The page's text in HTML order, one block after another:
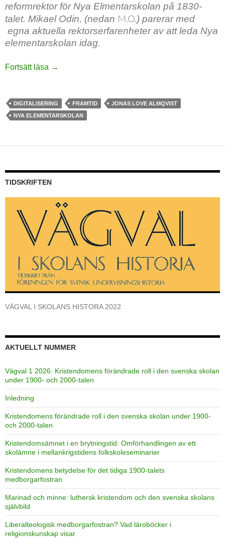
reformrektor för Nya Elmentarskolan på 1830-
talet. Mikael Odin, (nedan M.O.) parerar med
egna aktuella rektorserfarenheter av att leda Nya
elementarskolan idag.
Fortsätt läsa Att vara rektor i förändringstider Om C.J.L
→
DIGITALISERING FRAMTID
JONAS LOVE ALMQVIST
NYA ELEMENTARSKOLAN
TIDSKRIFTEN
VÄGVAL I SKOLANS HISTORA 2022
AKTUELLT NUMMER
Vägval 1 2026: Kristendomens förändrade roll i den svenska skolan
under 1900- och 2000-talen
Inledning
Kristendomens förändrade roll i den svenska skolan under 1900-
och 2000-talen
Kristendomsämnet i en brytningstid: Omförhandlingen av ett
skolämne i mellankrigstidens folkskoleseminarier
Kristendomens betydelse för det tidiga 1900-talets
medborgarfostran
Marinad och minne: luthersk kristendom och den svenska skolans
självbild
Liberalteologisk medborgarfostran? Vad läroböcker i
religionskunskap visar